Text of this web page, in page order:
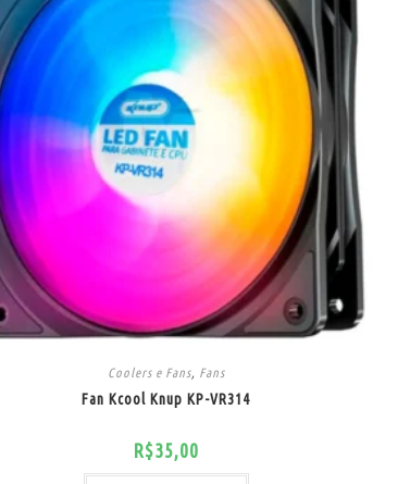
Coolers e Fans, Fans
Fan Kcool Knup KP-VR314
R$35,00